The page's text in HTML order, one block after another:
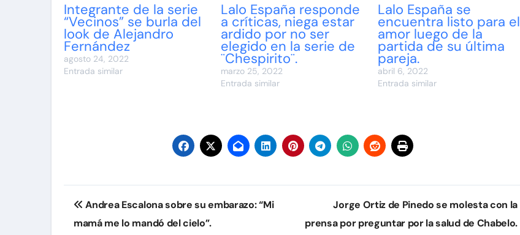
Integrante de la serie
“Vecinos” se burla del
look de Alejandro
Fernández
agosto 24, 2022
Entrada similar
Lalo España responde
a críticas, niega estar
ardido por no ser
elegido en la serie de
¨Chespirito¨.
marzo 25, 2022
Entrada similar
Lalo España se
encuentra listo para el
amor luego de la
partida de su última
pareja.
abril 6, 2022
Entrada similar
Navegación
de
Andrea Escalona sobre su embarazo: “Mi
mamá me lo mandó del cielo”.
Jorge Ortiz de Pinedo se molesta con la
prensa por preguntar por la salud de Chabelo.